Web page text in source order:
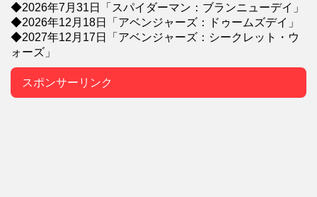
◆2026年7月31日「スパイダーマン：ブランニューデイ」
◆2026年12月18日「アベンジャーズ：ドゥームズデイ」
◆2027年12月17日「アベンジャーズ：シークレット・ウ
ォーズ」
スポンサーリンク